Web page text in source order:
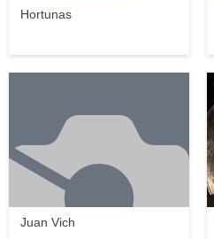
Hortunas
Juan Vich